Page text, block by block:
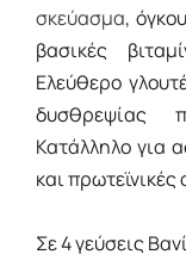
σκεύασμα,
βασικές
Ελεύθερο
δυσθρεψίας
Κατάλληλο για
και πρωτεϊνικές
Σε 4 γεύσεις